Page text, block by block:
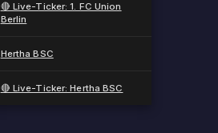
🔴 Live-Ticker: 1. FC Union
Berlin
Hertha BSC
🔴 Live-Ticker: Hertha BSC